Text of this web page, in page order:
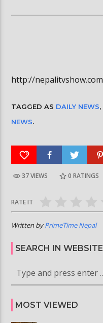
http://nepalitvshow.com
TAGGED AS DAILY NEWS,
NEWS.
37 VIEWS 0 RATINGS
RATE IT
Written byPrimeTime Nepal
SEARCH IN WEBSITE
MOST VIEWED